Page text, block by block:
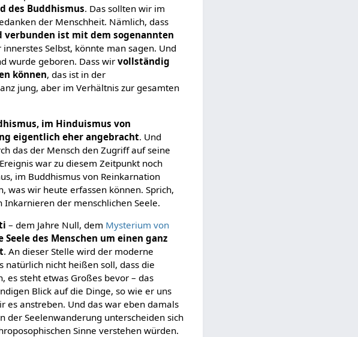
des Buddhismus. Das sollten wir im
der Menschheit. Nämlich, dass
verbunden ist mit dem sogenannten
Selbst, könnte man sagen. Und
wurde geboren. Dass wirvollständig
können, das ist in der
jung, aber im Verhältnis zur gesamten
im Hinduismus von
eigentlich eher angebracht. Und
das der Mensch den Zugriff auf seine
war zu diesem Zeitpunkt noch
im Buddhismus von Reinkarnation
was wir heute erfassen können. Sprich,
der menschlichen Seele.
– dem Jahre Null, dem Mysterium von
Seele des Menschen um einen ganz
. An dieser Stelle wird der moderne
natürlich nicht heißen soll, dass die
es steht etwas Großes bevor – das
Blick auf die Dinge, so wie er uns
es anstreben. Und das war eben damals
der Seelenwanderung unterscheiden sich
Sinne verstehen würden.